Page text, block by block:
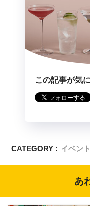
この記事が気
CATEGORY : イベン
あ